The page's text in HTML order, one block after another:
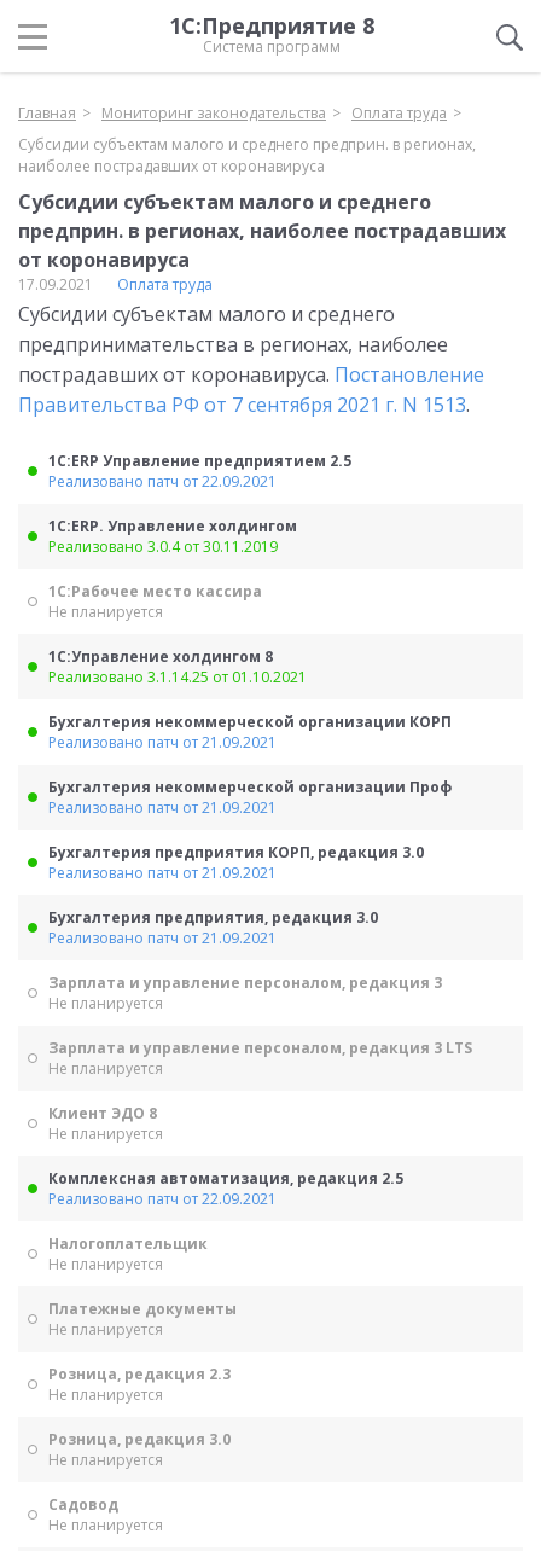
1С:Предприятие 8
Система программ
Главная Мониторинг законодательства
Оплата труда
Субсидии субъектам малого и среднего предприн. в регионах,
наиболее пострадавших от коронавируса
Субсидии субъектам малого и среднего
предприн. в регионах, наиболее пострадавших
от коронавируса
17.09.2021 Оплата труда
Субсидии субъектам малого и среднего
предпринимательства в регионах, наиболее
пострадавших от коронавируса. Постановление
Правительства РФ от 7 сентября 2021 г. N 1513.
1С:ERP Управление предприятием 2.5
Реализовано патч от 22.09.2021
1С:ERP. Управление холдингом
Реализовано 3.0.4 от 30.11.2019
1С:Рабочее место кассира
Не планируется
1С:Управление холдингом 8
Реализовано 3.1.14.25 от 01.10.2021
Бухгалтерия некоммерческой организации КОРП
Реализовано патч от 21.09.2021
Бухгалтерия некоммерческой организации Проф
Реализовано патч от 21.09.2021
Бухгалтерия предприятия КОРП, редакция 3.0
Реализовано патч от 21.09.2021
Бухгалтерия предприятия, редакция 3.0
Реализовано патч от 21.09.2021
Зарплата и управление персоналом, редакция 3
Не планируется
Зарплата и управление персоналом, редакция 3 LTS
Не планируется
Клиент ЭДО 8
Не планируется
Комплексная автоматизация, редакция 2.5
Реализовано патч от 22.09.2021
Налогоплательщик
Не планируется
Платежные документы
Не планируется
Розница, редакция 2.3
Не планируется
Розница, редакция 3.0
Не планируется
Садовод
Не планируется